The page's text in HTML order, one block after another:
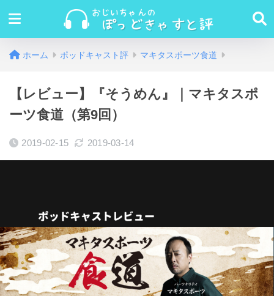
ホーム ポッドキャスト評 マキタスポーツ食道
【レビュー】『そうめん』｜マキタスポ
ーツ食道（第9回）
2019-02-15 2019-03-14